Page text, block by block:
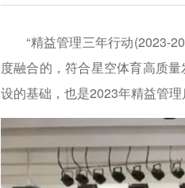
“精益管理三年行动(2023-
度融合的，符合星空体育高质
设的基础，也是2023年精益管理